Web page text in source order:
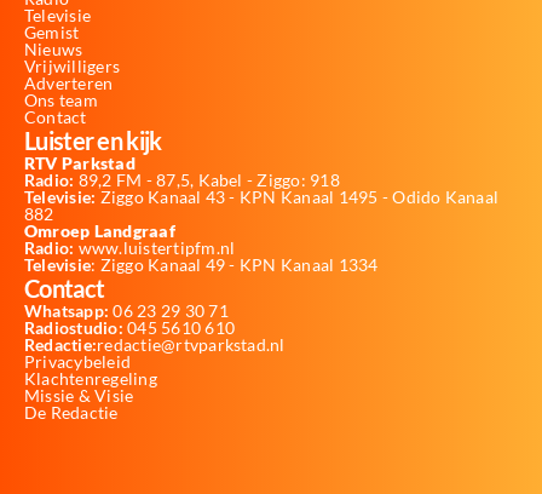
Televisie
Gemist
Nieuws
Vrijwilligers
Adverteren
Ons team
Contact
Luister en kijk
RTV Parkstad
Radio: 89,2 FM - 87,5, Kabel - Ziggo: 918
Televisie: Ziggo Kanaal 43 - KPN Kanaal 1495 - Odido Kanaal
882
Omroep Landgraaf
Radio: www.luistertipfm.nl
Televisie: Ziggo Kanaal 49 - KPN Kanaal 1334
Contact
Whatsapp: 06 23 29 30 71
Radiostudio: 045 5610 610
Redactie:redactie@rtvparkstad.nl
Privacybeleid
Klachtenregeling
Missie & Visie
De Redactie